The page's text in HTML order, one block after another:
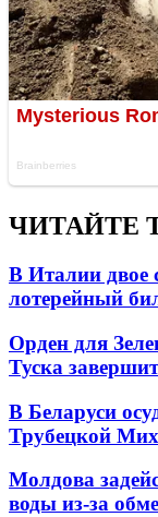
ЧИТАЙТЕ
В Италии двое
лотерейный
Орден для
Туска
В Беларуси
Трубецкой
Молдова
воды из-за